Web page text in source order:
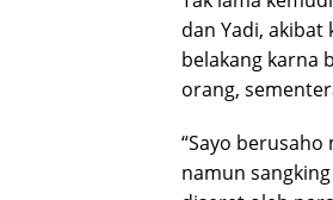
dan Yadi,
belakang karna
orang,
“Sayo
namun